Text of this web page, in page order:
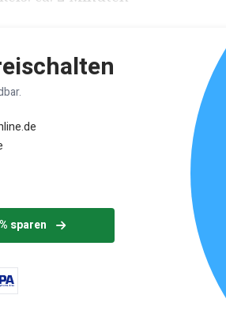
sparen